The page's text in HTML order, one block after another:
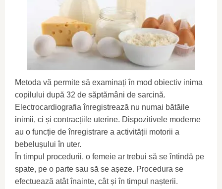
Metoda vă permite să examinați în mod obiectiv inima
copilului după 32 de săptămâni de sarcină.
Electrocardiografia înregistrează nu numai bătăile
inimii, ci și contracțiile uterine. Dispozitivele moderne
au o funcție de înregistrare a activității motorii a
bebelușului în uter.
În timpul procedurii, o femeie ar trebui să se întindă pe
spate, pe o parte sau să se așeze. Procedura se
efectuează atât înainte, cât și în timpul nașterii.